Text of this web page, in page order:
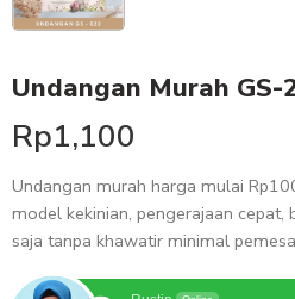
Undangan Murah GS-
Rp1,100
Undangan murah harga mulai
model kekinian, pengerajaan cepat,
saja tanpa khawatir minimal